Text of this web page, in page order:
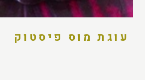
עוגת מוס פיסטוק